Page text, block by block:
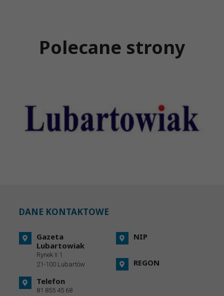
Polecane strony
DANE KONTAKTOWE
Gazeta
Lubartowiak
Rynek II 1
21-100 Lubartów
Telefon
81 855 45 68
NIP
REGON